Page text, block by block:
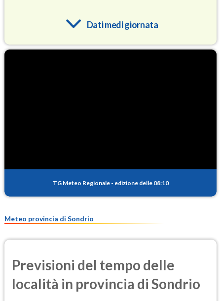
Dati medi giornata
PM25
TG Meteo Regionale - edizione delle 08:10
Meteo provincia di Sondrio
Previsioni del tempo delle
località in provincia di Sondrio